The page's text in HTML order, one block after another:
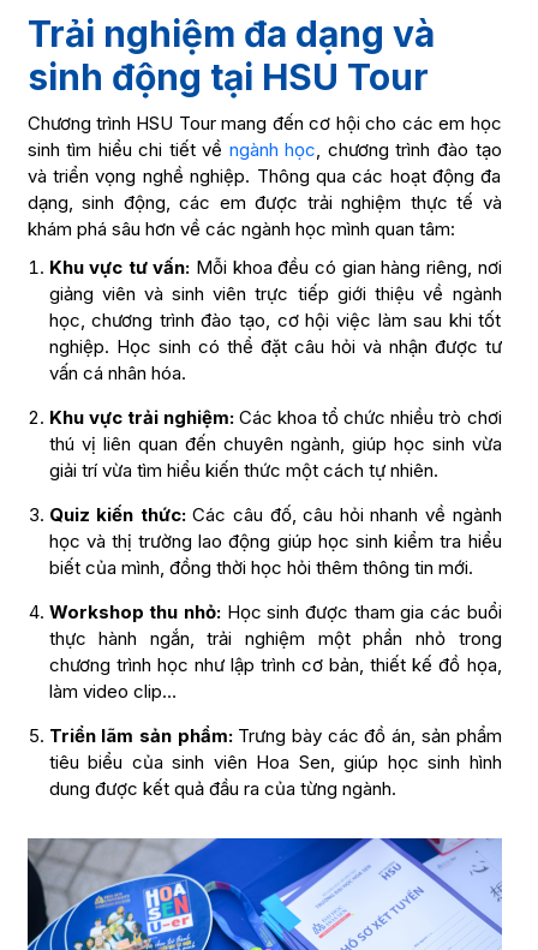
Trải nghiệm đa dạng và
sinh động tại HSU Tour
Chương trình HSU Tour mang đến cơ hội cho các em học
sinh tìm hiểu chi tiết về ngành học , chương trình đào tạo
và triển vọng nghề nghiệp. Thông qua các hoạt động đa
dạng, sinh động, các em được trải nghiệm thực tế và
khám phá sâu hơn về các ngành học mình quan tâm:
Khu vực tư vấn: Mỗi khoa đều có gian hàng riêng, nơi
giảng viên và sinh viên trực tiếp giới thiệu về ngành
học, chương trình đào tạo, cơ hội việc làm sau khi tốt
nghiệp. Học sinh có thể đặt câu hỏi và nhận được tư
vấn cá nhân hóa.
Khu vực trải nghiệm:Các khoa tổ chức nhiều trò chơi
thú vị liên quan đến chuyên ngành, giúp học sinh vừa
giải trí vừa tìm hiểu kiến thức một cách tự nhiên.
Quiz kiến thức:Các câu đố, câu hỏi nhanh về ngành
học và thị trường lao động giúp học sinh kiểm tra hiểu
biết của mình, đồng thời học hỏi thêm thông tin mới.
Workshop thu nhỏ:Học sinh được tham gia các buổi
thực hành ngắn, trải nghiệm một phần nhỏ trong
chương trình học như lập trình cơ bản, thiết kế đồ họa,
làm video clip…
Triển lãm sản phẩm: Trưng bày các đồ án, sản phẩm
tiêu biểu của sinh viên Hoa Sen, giúp học sinh hình
dung được kết quả đầu ra của từng ngành.